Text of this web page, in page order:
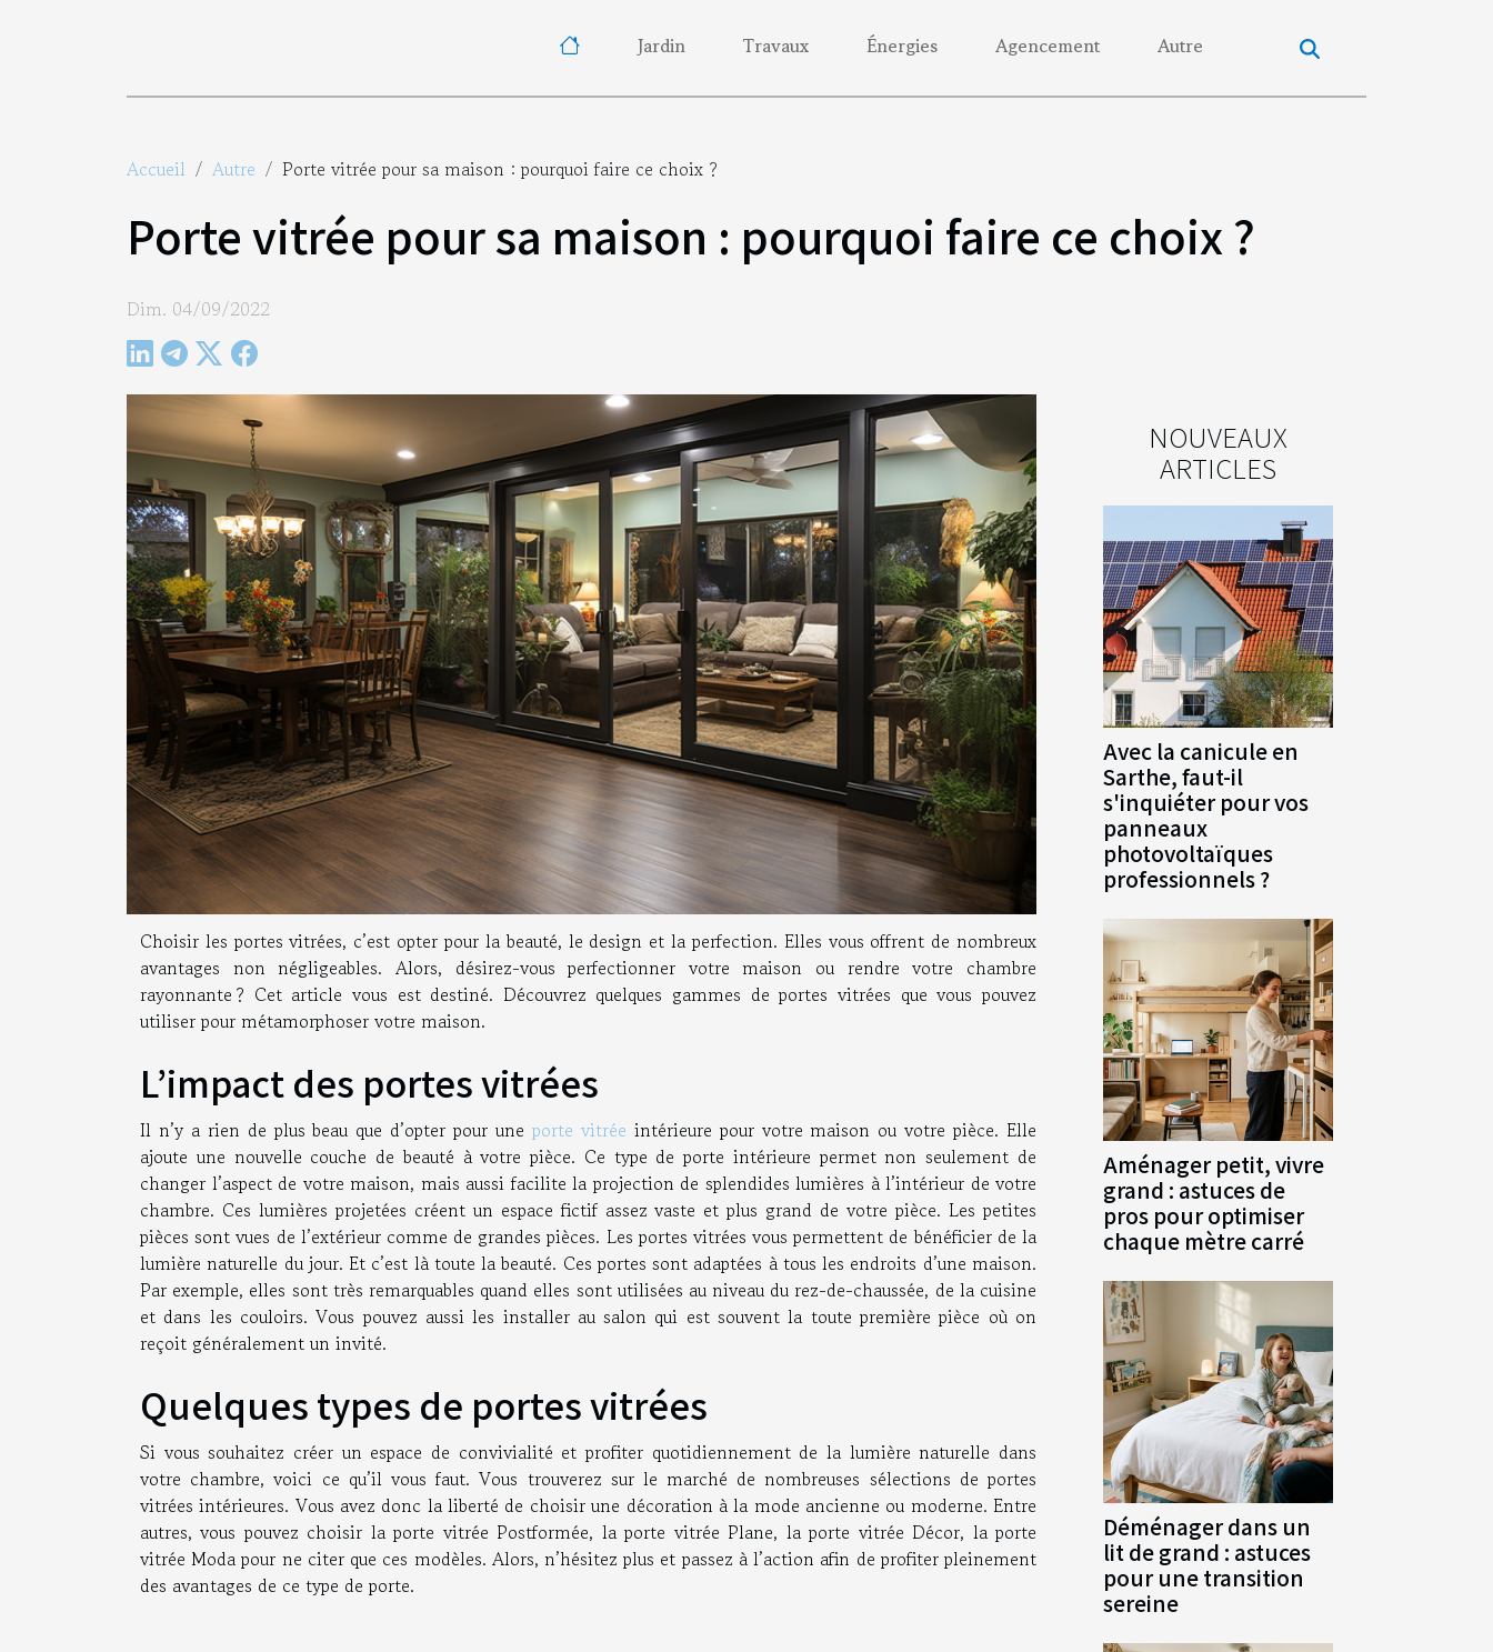
Jardin Travaux Énergies Agencement Autre
Accueil Autre Porte vitrée pour sa maison : pourquoi faire ce choix ?
Porte vitrée pour sa maison : pourquoi faire ce choix ?
Dim. 04/09/2022
Choisir les portes vitrées, c’est opter pour la beauté, le design et la perfection. Elles vous offrent de nombreux
avantages non négligeables. Alors, désirez-vous perfectionner votre maison ou rendre votre chambre
rayonnante ? Cet article vous est destiné. Découvrez quelques gammes de portes vitrées que vous pouvez
utiliser pour métamorphoser votre maison.
L’impact des portes vitrées
Il n’y a rien de plus beau que d’opter pour une porte vitrée intérieure pour votre maison ou votre pièce. Elle
ajoute une nouvelle couche de beauté à votre pièce. Ce type de porte intérieure permet non seulement de
changer l’aspect de votre maison, mais aussi facilite la projection de splendides lumières à l’intérieur de votre
chambre. Ces lumières projetées créent un espace fictif assez vaste et plus grand de votre pièce. Les petites
pièces sont vues de l’extérieur comme de grandes pièces. Les portes vitrées vous permettent de bénéficier de la
lumière naturelle du jour. Et c’est là toute la beauté. Ces portes sont adaptées à tous les endroits d’une maison.
Par exemple, elles sont très remarquables quand elles sont utilisées au niveau du rez-de-chaussée, de la cuisine
et dans les couloirs. Vous pouvez aussi les installer au salon qui est souvent la toute première pièce où on
reçoit généralement un invité.
Quelques types de portes vitrées
Si vous souhaitez créer un espace de convivialité et profiter quotidiennement de la lumière naturelle dans
votre chambre, voici ce qu’il vous faut. Vous trouverez sur le marché de nombreuses sélections de portes
vitrées intérieures. Vous avez donc la liberté de choisir une décoration à la mode ancienne ou moderne. Entre
autres, vous pouvez choisir la porte vitrée Postformée, la porte vitrée Plane, la porte vitrée Décor, la porte
vitrée Moda pour ne citer que ces modèles. Alors, n’hésitez plus et passez à l’action afin de profiter pleinement
des avantages de ce type de porte.
NOUVEAUX
ARTICLES
Avec la canicule en
Sarthe, faut-il
s'inquiéter pour vos
panneaux
photovoltaïques
professionnels ?
Aménager petit, vivre
grand : astuces de
pros pour optimiser
chaque mètre carré
Déménager dans un
lit de grand : astuces
pour une transition
sereine